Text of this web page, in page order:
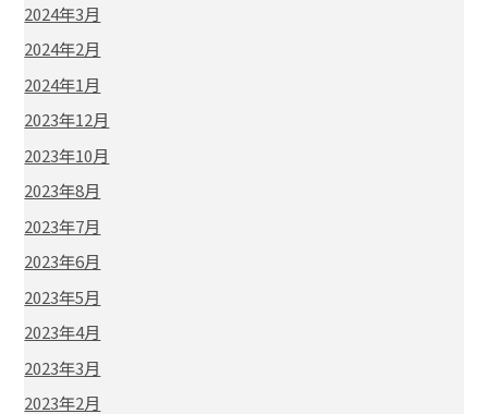
2024年3月
2024年2月
2024年1月
2023年12月
2023年10月
2023年8月
2023年7月
2023年6月
2023年5月
2023年4月
2023年3月
2023年2月